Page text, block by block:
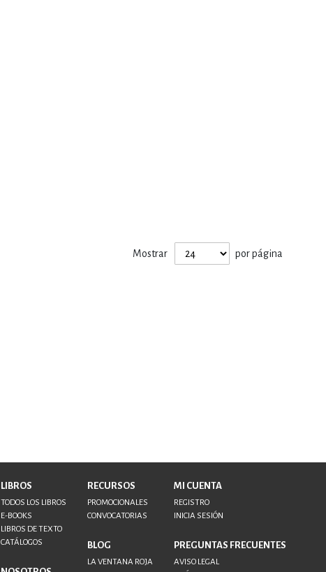
Mostrar por página
LIBROS
TODOS LOS LIBROS
E-BOOKS
LIBROS DE TEXTO
CATÁLOGOS
RECURSOS
PROMOCIONALES
CONVOCATORIAS
BLOG
LA VENTANA ROJA
MI CUENTA
REGISTRO
INICIA SESIÓN
PREGUNTAS FRECUENTES
AVISO LEGAL